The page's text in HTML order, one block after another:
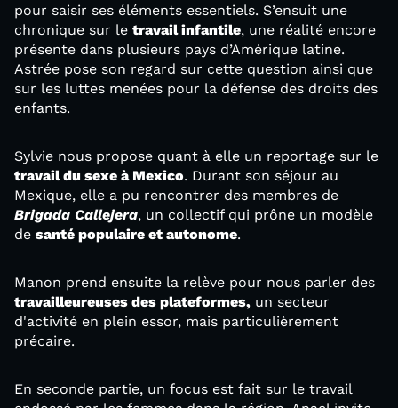
pour saisir ses éléments essentiels. S’ensuit une
chronique sur le travail infantile, une réalité encore
présente dans plusieurs pays d’Amérique latine.
Astrée pose son regard sur cette question ainsi que
sur les luttes menées pour la défense des droits des
enfants.
Sylvie nous propose quant à elle un reportage sur le
travail du sexe à Mexico. Durant son séjour au
Mexique, elle a pu rencontrer des membres de
Brigada Callejera, un collectif qui prône un modèle
de santé populaire et autonome.
Manon prend ensuite la relève pour nous parler des
travailleureuses des plateformes, un secteur
d'activité en plein essor, mais particulièrement
précaire.
En seconde partie, un focus est fait sur le travail